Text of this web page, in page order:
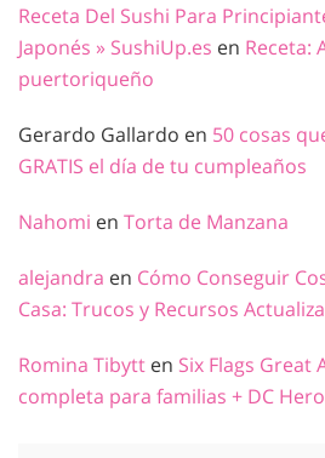
Receta Del Sushi Para
Japonés » SushiUp.es en Receta:
puertoriqueño
Gerardo Gallardo en 50 cosas
GRATIS el día de tu cumpleaños
Nahomi en Torta de Manzana
alejandra en Cómo Conseguir
Casa: Trucos y Recursos
Romina Tibytt en Six Flags Great
completa para familias + DC